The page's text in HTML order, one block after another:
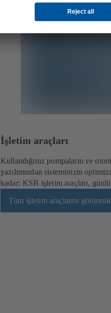
İşletim araçları
Kullandığınız pompaların ve
yazılımından sisteminizin
kadar: KSB işletim araçları,
Tüm işletim araçlarını